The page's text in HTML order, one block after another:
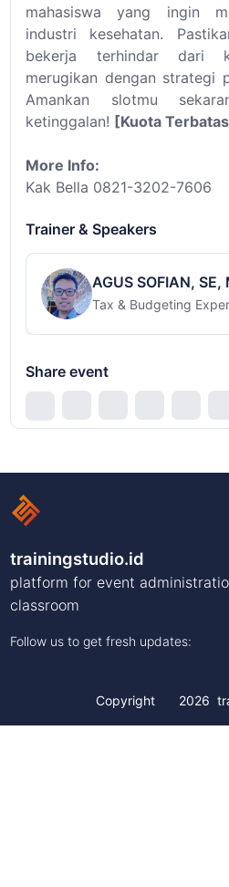
mahasiswa yang ingin
industri kesehatan.
bekerja terhindar dari
merugikan dengan strategi
Amankan slotmu
ketinggalan! [Kuota
More Info:
Kak Bella 0821-3202-7606
Trainer & Speakers
AGUS SOFIAN,
Tax & Budgeting
Share event
trainingstudio.id
platform for event
classroom
Follow us to get fresh updates:
Copyright 2026